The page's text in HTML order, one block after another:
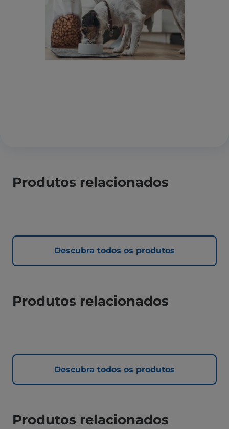
Produtos relacionados
Descubra todos os produtos
Produtos relacionados
Descubra todos os produtos
Produtos relacionados